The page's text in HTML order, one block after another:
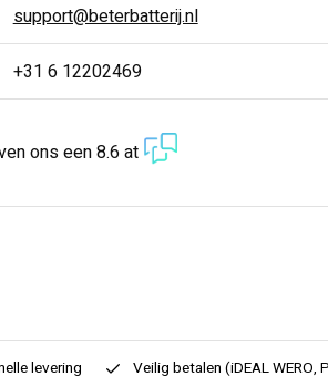
support@beterbatterij.nl
+31 6 12202469
ons een 8.6 at
levering Veilig betalen (iDEAL